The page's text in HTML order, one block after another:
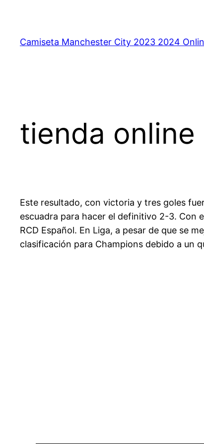
contenido
Camiseta Manchester City 2023 2024
tienda
Este resultado, con victoria y tres goles
escuadra para hacer el definitivo 2-3. Con
RCD Español. En Liga, a pesar de que se
clasificación para Champions debido a un